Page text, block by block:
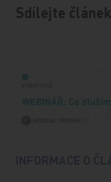
Sdílejte článek